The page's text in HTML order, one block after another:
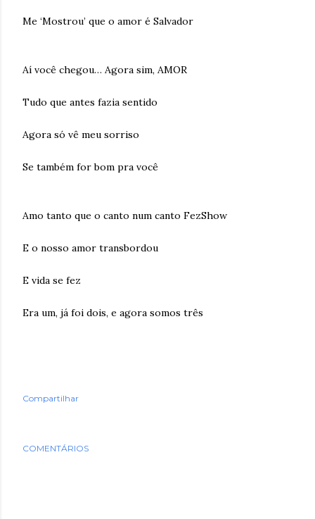
Me ‘Mostrou’ que o amor é Salvador
Aí você chegou… Agora sim, AMOR
Tudo que antes fazia sentido
Agora só vê meu sorriso
Se também for bom pra você
Amo tanto que o canto num canto FezShow
E o nosso amor transbordou
E vida se fez
Era um, já foi dois, e agora somos três
Compartilhar
COMENTÁRIOS